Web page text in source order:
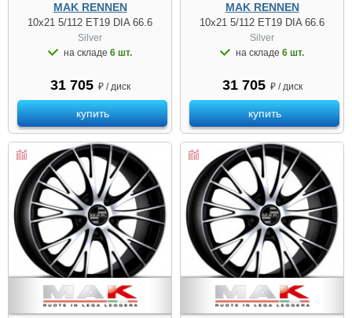
MAK RENNEN
10x21 5/112 ET19 DIA 66.6
Silver
на складе 6 шт.
31 705 ₽ / диск
купить
MAK RENNEN
10x21 5/112 ET19 DIA 66.6
Silver
на складе 6 шт.
31 705 ₽ / диск
купить